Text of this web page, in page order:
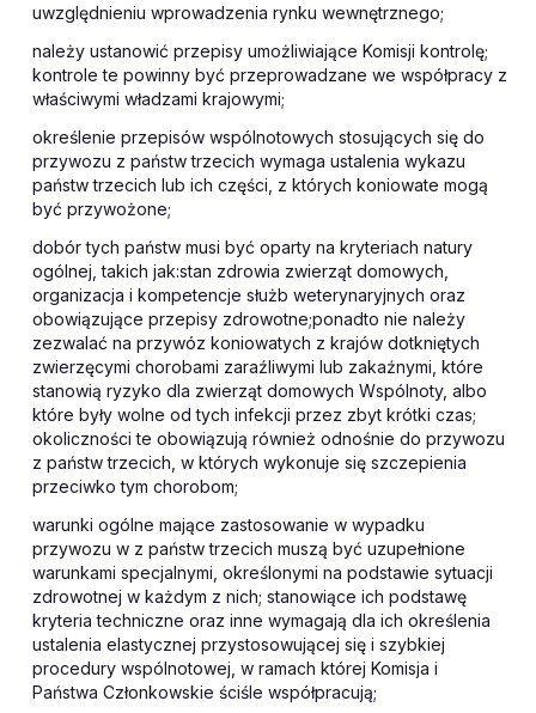
uwzględnieniu wprowadzenia rynku wewnętrznego;
należy ustanowić przepisy umożliwiające Komisji kontrolę;
kontrole te powinny być przeprowadzane we współpracy z
właściwymi władzami krajowymi;
określenie przepisów wspólnotowych stosujących się do
przywozu z państw trzecich wymaga ustalenia wykazu
państw trzecich lub ich części, z których koniowate mogą
być przywożone;
dobór tych państw musi być oparty na kryteriach natury
ogólnej, takich jak:stan zdrowia zwierząt domowych,
organizacja i kompetencje służb weterynaryjnych oraz
obowiązujące przepisy zdrowotne;ponadto nie należy
zezwalać na przywóz koniowatych z krajów dotkniętych
zwierzęcymi chorobami zaraźliwymi lub zakaźnymi, które
stanowią ryzyko dla zwierząt domowych Wspólnoty, albo
które były wolne od tych infekcji przez zbyt krótki czas;
okoliczności te obowiązują również odnośnie do przywozu
z państw trzecich, w których wykonuje się szczepienia
przeciwko tym chorobom;
warunki ogólne mające zastosowanie w wypadku
przywozu w z państw trzecich muszą być uzupełnione
warunkami specjalnymi, określonymi na podstawie sytuacji
zdrowotnej w każdym z nich; stanowiące ich podstawę
kryteria techniczne oraz inne wymagają dla ich określenia
ustalenia elastycznej przystosowującej się i szybkiej
procedury wspólnotowej, w ramach której Komisja i
Państwa Członkowskie ściśle współpracują;